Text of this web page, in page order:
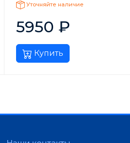
Уточняйте наличие
5950 ₽
Купить